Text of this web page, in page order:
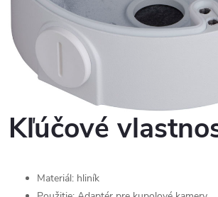
Kľúčové
Materiál: hliník